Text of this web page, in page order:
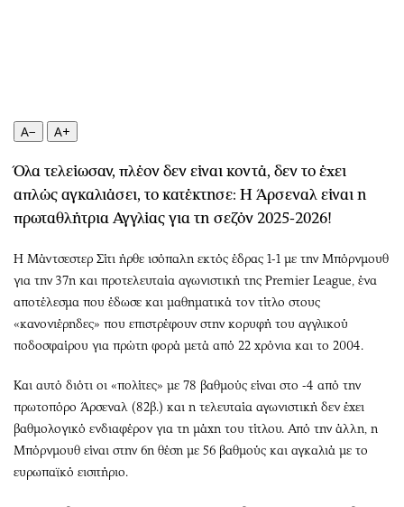
Σινεμά
Θέατρο-Χορός
Μουσική
Εικαστικά
Χειρόγραφα
Podcasts
Uncut
Προσφορές
Επιστολές
A− A+
Όλα τελείωσαν, πλέον δεν είναι κοντά, δεν το έχει
απλώς αγκαλιάσει, το κατέκτησε: Η Άρσεναλ είναι η
πρωταθλήτρια Αγγλίας για τη σεζόν 2025-2026!
Η Μάντσεστερ Σίτι ήρθε ισόπαλη εκτός έδρας 1-1 με την Μπόρνμουθ
για την 37η και προτελευταία αγωνιστική της Premier League, ένα
αποτέλεσμα που έδωσε και μαθηματικά τον τίτλο στους
«κανονιέρηδες» που επιστρέφουν στην κορυφή του αγγλικού
ποδοσφαίρου για πρώτη φορά μετά από 22 χρόνια και το 2004.
Και αυτό διότι οι «πολίτες» με 78 βαθμούς είναι στο -4 από την
πρωτοπόρο Άρσεναλ (82β.) και η τελευταία αγωνιστική δεν έχει
βαθμολογικό ενδιαφέρον για τη μάχη του τίτλου. Από την άλλη, η
Μπόρνμουθ είναι στην 6η θέση με 56 βαθμούς και αγκαλιά με το
ευρωπαϊκό εισιτήριο.